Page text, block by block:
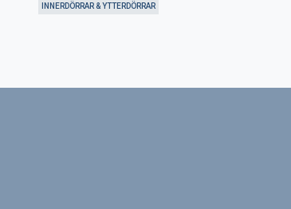
INNERDÖRRAR & YTTERDÖRRAR